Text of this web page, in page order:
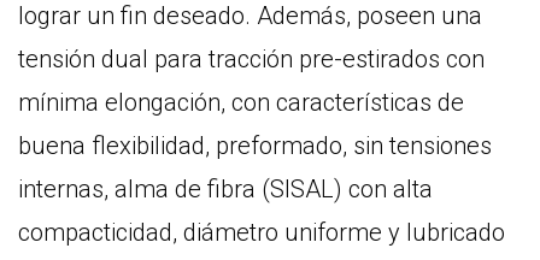
lograr un fin deseado. Además, poseen una
tensión dual para tracción pre-estirados con
mínima elongación, con características de
buena flexibilidad, preformado, sin tensiones
internas, alma de fibra (SISAL) con alta
compacticidad, diámetro uniforme y lubricado